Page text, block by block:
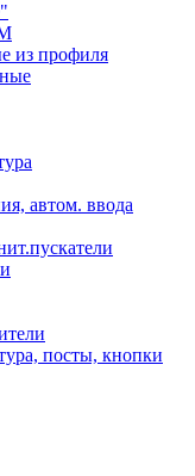
из профиля
автом. ввода
посты, кнопки